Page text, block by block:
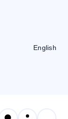
English